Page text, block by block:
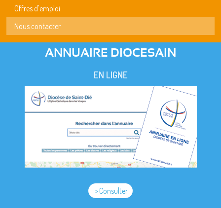
Offres d'emploi
Nous contacter
ANNUAIRE DIOCESAIN
EN LIGNE
> Consulter